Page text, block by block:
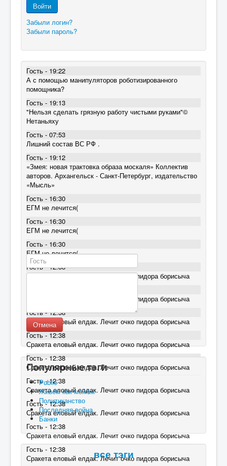
Войти
Забыли логин?
Забыли пароль?
Гость - 19:22
А с помощью манипуляторов роботизированного
помощника?
Гость - 19:13
"Нельзя сделать грязную работу чистыми руками"©
Нетаньяху
Гость - 07:53
Лишний состав ВС РФ .
Гость - 19:12
«Змея: новая трактовка образа москаля» Коллектив
авторов. Архангельск - Санкт-Петербург, издательство
«Мысль»
Гость - 16:30
ЕГМ не лечится(
Гость - 16:30
ЕГМ не лечится(
Гость - 16:30
ЕГМ не лечится(
Гость - 12:38
Сракета еловый елдак. Лечит очко пидора борисыча
Сракета еловый елдак. Лечит очко пидора борисыча
Гость - 12:38
Сракета еловый елдак. Лечит очко пидора борисыча
Гость - 12:38
Сракета еловый елдак. Лечит очко пидора борисыча
Гость - 12:38
Сракета еловый елдак. Лечит очко пидора борисыча
Гость - 12:38
Сракета еловый елдак. Лечит очко пидора борисыча
Гость - 12:38
Сракета еловый елдак. Лечит очко пидора борисыча
Гость - 12:38
Сракета еловый елдак. Лечит очко пидора борисыча
Гость - 12:38
Сракета еловый елдак. Лечит очко пидора борисыча
Отмена
Популярные тэги
Public
Живем как можем
Политиканство
Последняя война
Банки
все тэги